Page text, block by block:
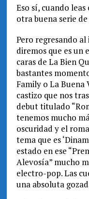
Eso sí, cuando
otra buena serie
Pero regresando al
diremos que es un
caras de La Bien
bastantes
Family o La Buena
castizo que nos
debut titulado
tenemos mucho
oscuridad y el
tema que es
estado en ese
Alevosía” mucho
electro-pop. Las
una absoluta